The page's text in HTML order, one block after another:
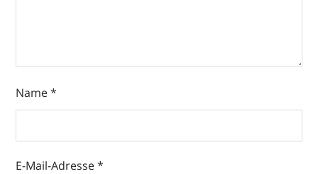
Name*
E-Mail-Adresse*